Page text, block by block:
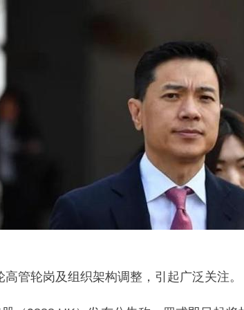
管轮岗及组织架构调整，引起广泛关注。